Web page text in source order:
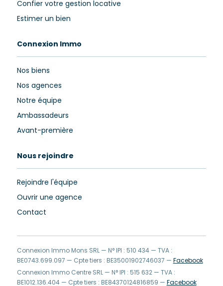
Confier votre gestion locative
Estimer un bien
Connexion Immo
Nos biens
Nos agences
Notre équipe
Ambassadeurs
Avant-première
Nous rejoindre
Rejoindre l'équipe
Ouvrir une agence
Contact
Connexion Immo Mons SRL — N° IPI : 510 434 — TVA :
BE0743.699.097 — Cpte tiers : BE35001902746037 — Facebook
Connexion Immo Centre SRL — N° IPI : 515 632 — TVA :
BE1012.136.404 — Cpte tiers : BE84370124816859 — Facebook